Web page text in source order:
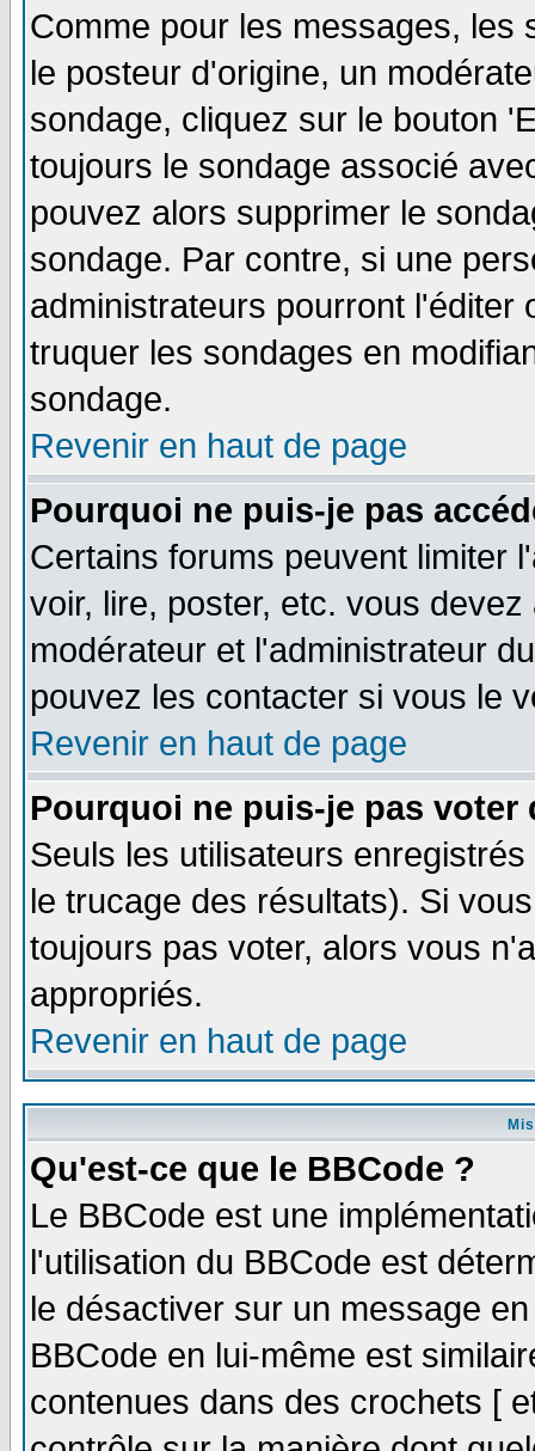
Comme pour les messages, les
le posteur d'origine, un
sondage, cliquez sur le bouton
toujours le sondage associé
pouvez alors supprimer le
sondage. Par contre, si une
administrateurs pourront l'éditer
truquer les sondages en
sondage.
Revenir en haut de page
Pourquoi ne puis-je pas
Certains forums peuvent limiter
voir, lire, poster, etc. vous
modérateur et l'administrateur
pouvez les contacter si vous le
Revenir en haut de page
Pourquoi ne puis-je pas voter
Seuls les utilisateurs
le trucage des résultats). Si
toujours pas voter, alors vous
appropriés.
Revenir en haut de page
Qu'est-ce que le BBCode ?
Le BBCode est une
l'utilisation du BBCode est
le désactiver sur un message
BBCode en lui-même est
contenues dans des crochets [